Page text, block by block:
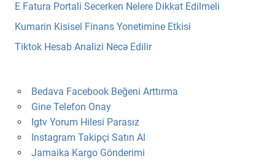
E Fatura Portali Secerken Nelere Dikkat Edilmeli
Kumarin Kisisel Finans Yonetimine Etkisi
Tiktok Hesab Analizi Necə Edilir
Bedava Facebook Beğeni Arttırma
Gine Telefon Onay
Igtv Yorum Hilesi Parasız
Instagram Takipçi Satın Al
Jamaika Kargo Gönderimi